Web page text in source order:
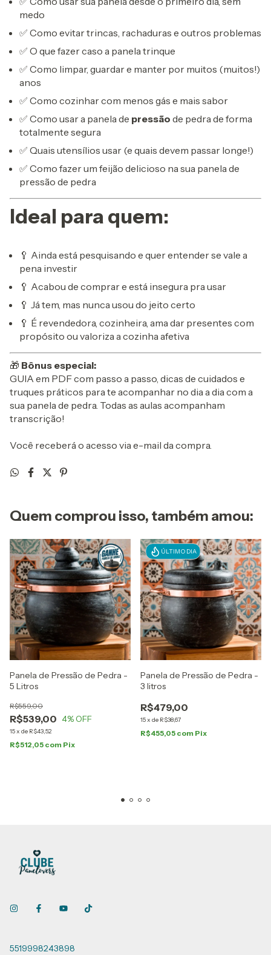
medo
✅ Como evitar trincas, rachaduras e outros problemas
✅ O que fazer caso a panela trinque
✅ Como limpar, guardar e manter por muitos (muitos!)
anos
✅ Como cozinhar com menos gás e mais sabor
✅ Como usar a panela de pressão de pedra de forma
totalmente segura
✅ Quais utensílios usar (e quais devem passar longe!)
✅ Como fazer um feijão delicioso na sua panela de
pressão de pedra
Ideal para quem:
🥄 Ainda está pesquisando e quer entender se vale a
pena investir
🥄 Acabou de comprar e está insegura pra usar
🥄 Já tem, mas nunca usou do jeito certo
🥄 É revendedora, cozinheira, ama dar presentes com
propósito ou valoriza a cozinha afetiva
🎁 Bônus especial:
GUIA em PDF com passo a passo, dicas de cuidados e
truques práticos para te acompanhar no dia a dia com a
sua panela de pedra. Todas as aulas acompanham
transcrição!
Você receberá o acesso via e-mail da compra.
Quem comprou isso, também amou:
Panela de Pressão de Pedra -
5 Litros
R$539,00
R$559,00
4% OFF
15x de R$43,52
R$512,05 com Pix
ÚLTIMO DIA
Panela de Pressão de Pedra -
3 litros
R$479,00
15x de R$38,67
R$455,05 com Pix
5519998243898